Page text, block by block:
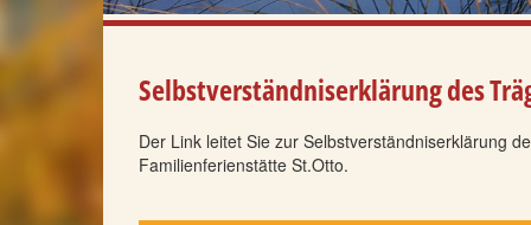
Selbstverständniserklärung des
Der Link leitet Sie zur Selbstverständniserklärung
Familienferienstätte St.Otto.